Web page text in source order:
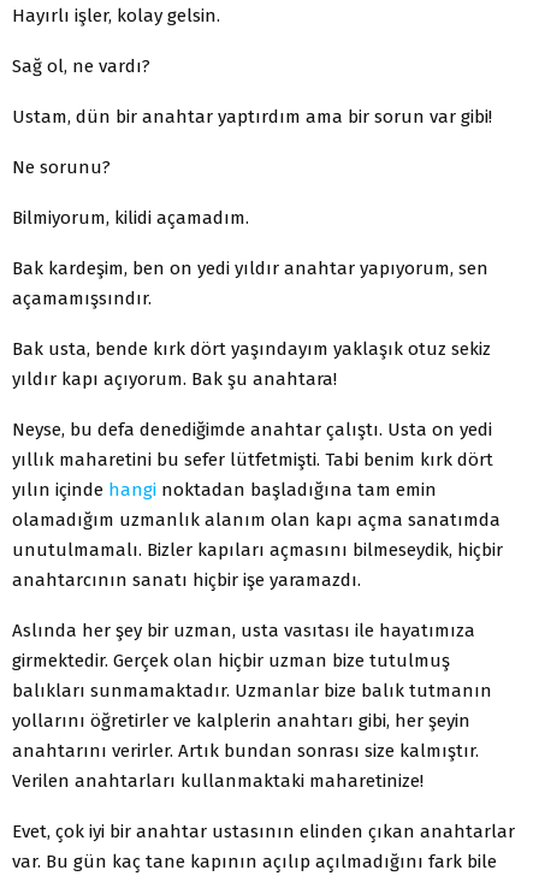
Hayırlı işler, kolay gelsin.
Sağ ol, ne vardı?
Ustam, dün bir anahtar yaptırdım ama bir sorun var gibi!
Ne sorunu?
Bilmiyorum, kilidi açamadım.
Bak kardeşim, ben on yedi yıldır anahtar yapıyorum, sen
açamamışsındır.
Bak usta, bende kırk dört yaşındayım yaklaşık otuz sekiz
yıldır kapı açıyorum. Bak şu anahtara!
Neyse, bu defa denediğimde anahtar çalıştı. Usta on yedi
yıllık maharetini bu sefer lütfetmişti. Tabi benim kırk dört
yılın içinde hangi noktadan başladığına tam emin
olamadığım uzmanlık alanım olan kapı açma sanatımda
unutulmamalı. Bizler kapıları açmasını bilmeseydik, hiçbir
anahtarcının sanatı hiçbir işe yaramazdı.
Aslında her şey bir uzman, usta vasıtası ile hayatımıza
girmektedir. Gerçek olan hiçbir uzman bize tutulmuş
balıkları sunmamaktadır. Uzmanlar bize balık tutmanın
yollarını öğretirler ve kalplerin anahtarı gibi, her şeyin
anahtarını verirler. Artık bundan sonrası size kalmıştır.
Verilen anahtarları kullanmaktaki maharetinize!
Evet, çok iyi bir anahtar ustasının elinden çıkan anahtarlar
var. Bu gün kaç tane kapının açılıp açılmadığını fark bile